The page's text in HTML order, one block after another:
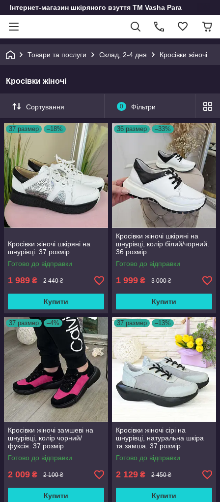
Інтернет-магазин шкіряного взуття ТМ Vasha Para
Товари та послуги Склад, 2-4 дня Кросівки жіночі
Кросівки жіночі
Сортування 0 Фільтри
37 размер –18%
Кросівки жіночі шкіряні на
шнурівці. 37 розмір
Готово до відправки
1 989 ₴ 2 440 ₴
Купити
36 размер –33%
Кросівки жіночі шкіряні на
шнурівці, колір білий/чорний.
36 розмір
Готово до відправки
1 999 ₴ 3 000 ₴
Купити
37 размер –4%
Кросівки жіночі замшеві на
шнурівці, колір чорний/
фуксія. 37 розмір
Готово до відправки
2 009 ₴ 2 100 ₴
Купити
37 размер –13%
Кросівки жіночі сірі на
шнурівці, натуральна шкіра
та замша. 37 розмір
Готово до відправки
2 129 ₴ 2 450 ₴
Купити